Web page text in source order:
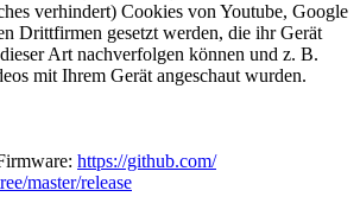
https://github.com/
master/release